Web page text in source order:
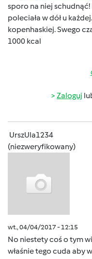
sporo na niej schudnąć!
poleciała w dół u
kopenhaskiej. Swego
1000 kcal
Zaloguj
UrszUla1234
(niezweryfikowany)
wt., 04/04/2017 - 12:15
No niestety coś o tym
właśnie tego cuda aby